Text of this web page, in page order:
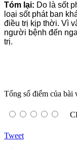
Tóm lại: Do là sốt
loại sốt phát ban
điều trị kịp thời. Vì
người bệnh đến
trị.
Tổng số điểm của bài
Tweet